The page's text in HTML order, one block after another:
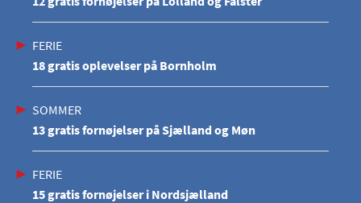
FERIE
18 gratis oplevelser på Bornholm
SOMMER
13 gratis fornøjelser på Sjælland og Møn
FERIE
15 gratis fornøjelser i Nordsjælland